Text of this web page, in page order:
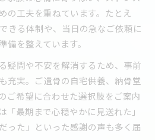
の工夫を重ねています。たとえ
きる体制や、当日の急なご依頼に
備を整えています。
疑問や不安を解消するため、事前
充実。ご遺骨の自宅供養、納骨堂
ご希望に合わせた選択肢をご案内
「最期まで心穏やかに見送れた」
った」といった感謝の声も多く届